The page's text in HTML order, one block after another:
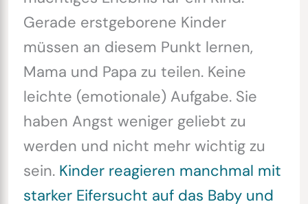
Gerade erstgeborene Kinder
müssen an diesem Punkt lernen,
Mama und Papa zu teilen. Keine
leichte (emotionale) Aufgabe. Sie
haben Angst weniger geliebt zu
werden und nicht mehr wichtig zu
sein. Kinder reagieren manchmal mit
starker Eifersucht auf das Baby und